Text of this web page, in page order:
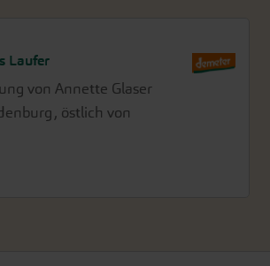
Laufer
von Annette Glaser
östlich von